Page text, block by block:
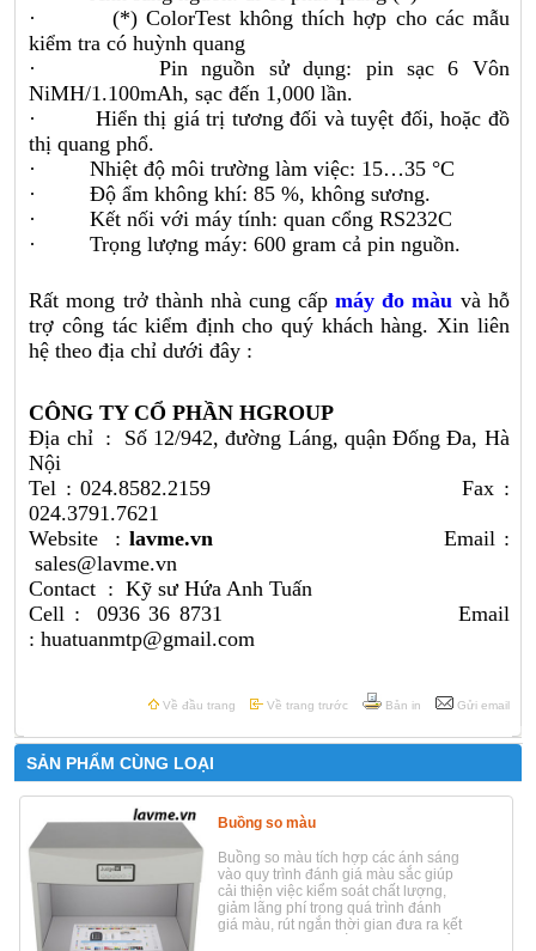
· (*) ColorTest không thích hợp cho các mẫu
kiểm tra có huỳnh quang
· Pin nguồn sử dụng: pin sạc 6 Vôn
NiMH/1.100mAh, sạc đến 1,000 lần.
· Hiển thị giá trị tương đối và tuyệt đối, hoặc đồ
thị quang phổ.
· Nhiệt độ môi trường làm việc: 15…35 °C
· Độ ẩm không khí: 85 %, không sương.
· Kết nối với máy tính: quan cổng RS232C
· Trọng lượng máy: 600 gram cả pin nguồn.
Rất mong trở thành nhà cung cấpmáy đo màu và hỗ
trợ công tác kiểm định cho quý khách hàng. Xin liên
hệ theo địa chỉ dưới đây :
CÔNG TY CỔ PHẦN HGROUP
Địa chỉ : Số 12/942, đường Láng, quận Đống Đa, Hà
Nội
Tel : 024.8582.2159 Fax :
024.3791.7621
Website : lavme.vnEmail :
sales@lavme.vn
Contact : Kỹ sư Hứa Anh Tuấn
Cell : 0936 36 8731 Email
: huatuanmtp@gmail.com
Về đầu trang Về trang trước Bản in Gửi email
SẢN PHẨM CÙNG LOẠI
Buồng so màu
Buồng so màu tích hợp các ánh sáng
vào quy trình đánh giá màu sắc giúp
cải thiện việc kiểm soát chất lượng,
giảm lãng phí trong quá trình đánh
giá màu, rút ​​ngắn thời gian đưa ra kết